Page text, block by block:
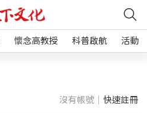
懷念高教授 科普啟航 活動
沒有帳號｜ 快速註冊